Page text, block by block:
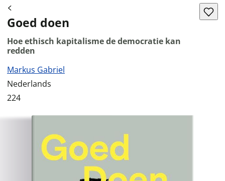
Goed doen
Hoe ethisch kapitalisme de democratie kan
redden
Markus Gabriel
Nederlands
224